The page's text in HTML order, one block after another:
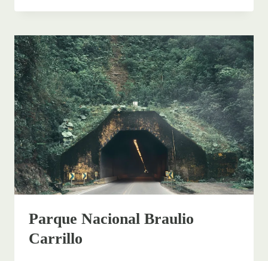
VOLCÁN
UBICACIÓN,
SENDEROS,
CRATER,
LAGUNA
Y
ACTIVIDAD
Parque Nacional Braulio
Carrillo